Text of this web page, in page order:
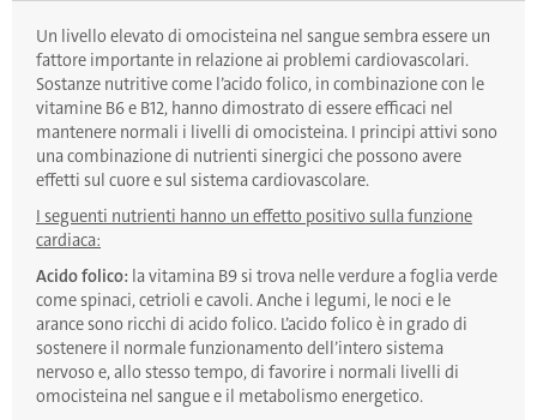
Un livello elevato di omocisteina nel sangue sembra essere un
fattore importante in relazione ai problemi cardiovascolari.
Sostanze nutritive come l’acido folico, in combinazione con le
vitamine B6 e B12, hanno dimostrato di essere efficaci nel
mantenere normali i livelli di omocisteina. I principi attivi sono
una combinazione di nutrienti sinergici che possono avere
effetti sul cuore e sul sistema cardiovascolare.
I seguenti nutrienti hanno un effetto positivo sulla funzione
cardiaca:
Acido folico: la vitamina B9 si trova nelle verdure a foglia verde
come spinaci, cetrioli e cavoli. Anche i legumi, le noci e le
arance sono ricchi di acido folico. L’acido folico è in grado di
sostenere il normale funzionamento dell’intero sistema
nervoso e, allo stesso tempo, di favorire i normali livelli di
omocisteina nel sangue e il metabolismo energetico.